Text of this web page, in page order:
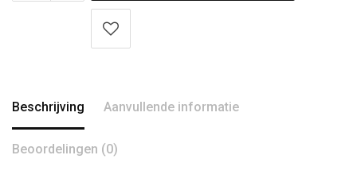
Beschrijving Aanvullende informatie
Beoordelingen (0)